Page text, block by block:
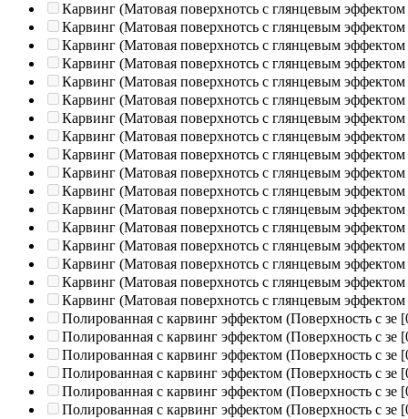
Карвинг (Матовая поверхнотсь с глянцевым эффектом
Карвинг (Матовая поверхнотсь с глянцевым эффектом
Карвинг (Матовая поверхнотсь с глянцевым эффектом
Карвинг (Матовая поверхнотсь с глянцевым эффектом
Карвинг (Матовая поверхнотсь с глянцевым эффектом
Карвинг (Матовая поверхнотсь с глянцевым эффектом
Карвинг (Матовая поверхнотсь с глянцевым эффектом
Карвинг (Матовая поверхнотсь с глянцевым эффектом
Карвинг (Матовая поверхнотсь с глянцевым эффектом
Карвинг (Матовая поверхнотсь с глянцевым эффектом
Карвинг (Матовая поверхнотсь с глянцевым эффектом
Карвинг (Матовая поверхнотсь с глянцевым эффектом
Карвинг (Матовая поверхнотсь с глянцевым эффектом
Карвинг (Матовая поверхнотсь с глянцевым эффектом
Карвинг (Матовая поверхнотсь с глянцевым эффектом
Карвинг (Матовая поверхнотсь с глянцевым эффектом
Карвинг (Матовая поверхнотсь с глянцевым эффектом
Полированная c карвинг эффектом (Поверхность с зе
Полированная c карвинг эффектом (Поверхность с зе
Полированная c карвинг эффектом (Поверхность с зе
Полированная c карвинг эффектом (Поверхность с зе
Полированная c карвинг эффектом (Поверхность с зе
Полированная c карвинг эффектом (Поверхность с зе